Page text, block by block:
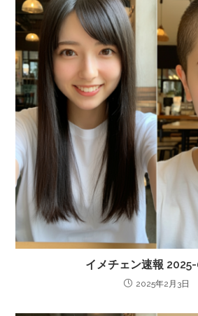
イメチェン速報
2025年2月3日